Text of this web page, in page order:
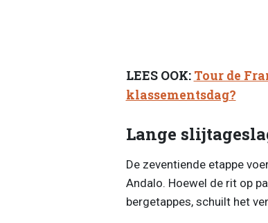
LEES OOK: Tour de
klassementsdag?
Lange
De zeventiende etappe
Andalo. Hoewel de rit op
bergetappes, schuilt het